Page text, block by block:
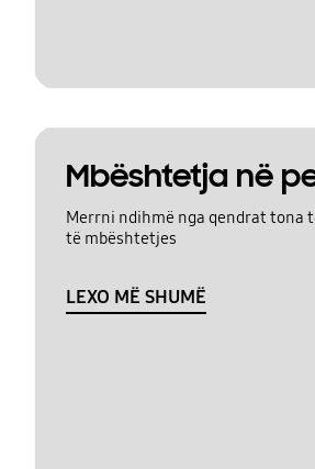
Mbështetja në
Merrni ndihmë nga qendrat tona
të mbështetjes
LEXO MË SHUMË